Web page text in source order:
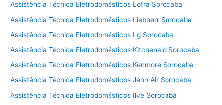
Assistência Técnica Eletrodomésticos Lofra Sorocaba
Assistência Técnica Eletrodomésticos Liebherr Sorocaba
Assistência Técnica Eletrodomésticos Lg Sorocaba
Assistência Técnica Eletrodomésticos Kitchenaid Sorocaba
Assistência Técnica Eletrodomésticos Kenmore Sorocaba
Assistência Técnica Eletrodomésticos Jenn Air Sorocaba
Assistência Técnica Eletrodomésticos Ilve Sorocaba